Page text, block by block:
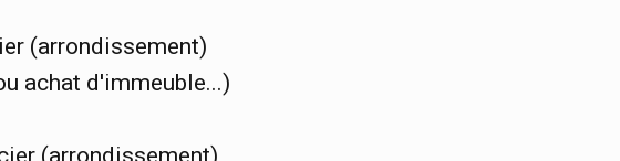
(arrondissement)
achat d'immeuble...)
(arrondissement)